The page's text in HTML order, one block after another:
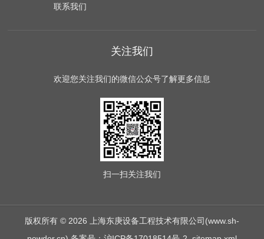
联系我们
关注我们
欢迎您关注我们的微信公众号了解更多信息
扫一扫关注我们
版权所有 © 2026 上海东庚设备工程技术有限公司(www.sh-